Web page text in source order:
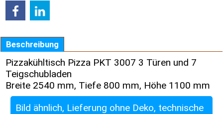
Beschreibung
Pizzakühltisch Pizza PKT 3007 3 Türen und 7
Teigschubladen
Breite 2540 mm, Tiefe 800 mm, Höhe 1100 mm
Bild ähnlich, Lieferung ohne Deko, technische